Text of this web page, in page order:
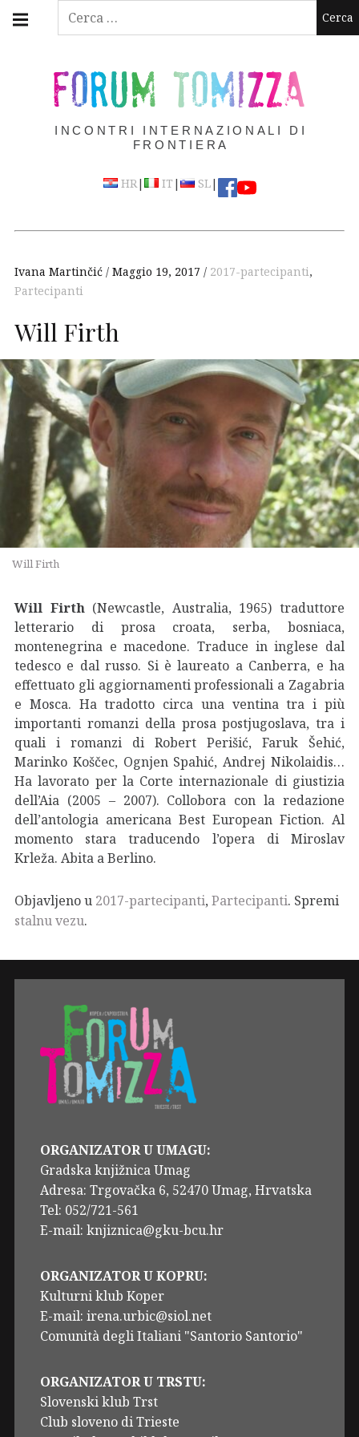
Ricerca
Skip
FORUM TOMIZZA
INCONTRI INTERNAZIONALI DI
FRONTIERA
HR| IT | SL|
navigation
Ivana Martinčić Maggio 19, 2017 2017-partecipanti,
Partecipanti
Will Firth
Will Firth
Will Firth(Newcastle, Australia, 1965) traduttore
letterario di prosa croata, serba, bosniaca,
montenegrina e macedone. Traduce in inglese dal
tedesco e dal russo. Si è laureato a Canberra, e ha
effettuato gli aggiornamenti professionali a Zagabria
e Mosca. Ha tradotto circa una ventina tra i più
importanti romanzi della prosa postjugoslava, tra i
quali i romanzi di Robert Perišić, Faruk Šehić,
Marinko Koščec, Ognjen Spahić, Andrej Nikolaidis…
Ha lavorato per la Corte internazionale di giustizia
dell’Aia (2005 – 2007). Collobora con la redazione
dell’antologia americana Best European Fiction. Al
momento stara traducendo l’opera di Miroslav
Krleža. Abita a Berlino.
Objavljeno u 2017-partecipanti, Partecipanti. Spremi
stalnu vezu.
ORGANIZATOR U UMAGU:
Gradska knjižnica Umag
Adresa: Trgovačka 6, 52470 Umag, Hrvatska
Tel: 052/721-561
E-mail: knjiznica@gku-bcu.hr
ORGANIZATOR U KOPRU:
Kulturni klub Koper
E-mail: irena.urbic@siol.net
Comunità degli Italiani "Santorio Santorio"
ORGANIZATOR U TRSTU:
Slovenski klub Trst
Club sloveno di Trieste